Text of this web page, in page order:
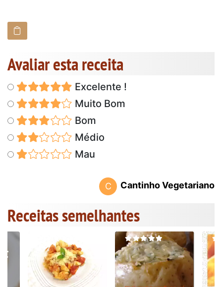
Avaliar esta receita
Excelente !
Muito Bom
Bom
Médio
Mau
C Cantinho Vegetariano
Receitas semelhantes